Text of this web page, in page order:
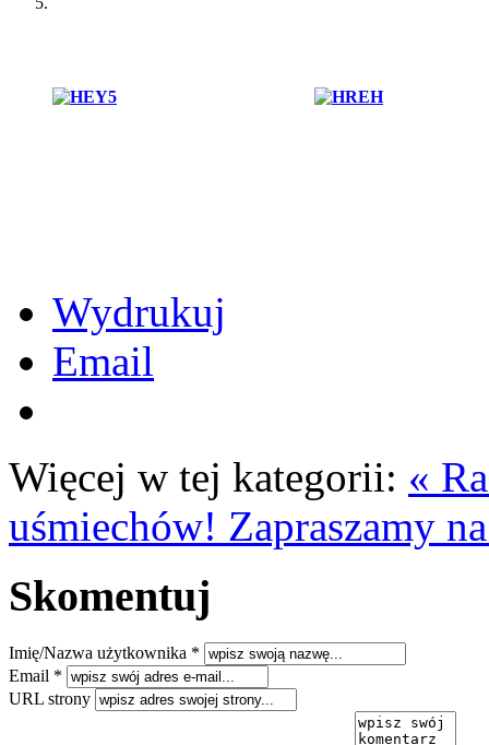
Wydrukuj
Email
Więcej w tej kategorii: «
uśmiechów! Zapraszamy
Skomentuj
Imię/Nazwa użytkownika *
Email *
URL strony